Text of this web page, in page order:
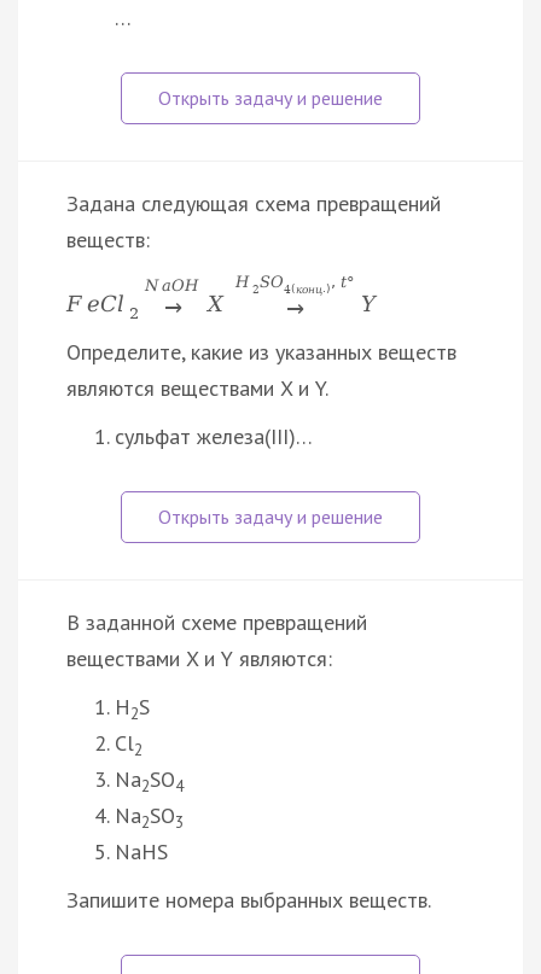
…
Задана следующая схема превращений
веществ:
FeCl 2
NaOH
→ X
H 2SO4( конц . ) , t°
→ Y
Определите, какие из указанных веществ
являются веществами X и Y.
сульфат железа(III)…
В заданной схеме превращений
веществами X и Y являются:
H2S
Cl2
Na2SO4
Na2SO3
NaHS
Запишите номера выбранных веществ.